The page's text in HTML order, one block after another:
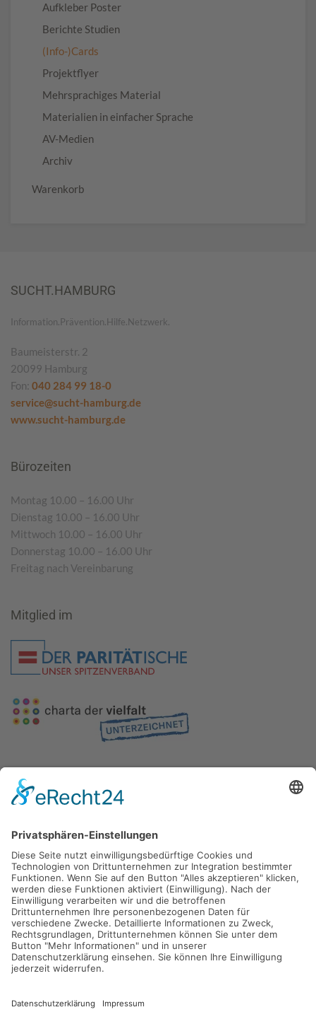
Aufkleber Poster
Berichte Studien
(Info-)Cards
Projektflyer
Mehrsprachiges Material
Materialien in einfacher Sprache
AV-Medien
Archiv
Warenkorb
SUCHT.HAMBURG
Information.Prävention.Hilfe.Netzwerk.
Baumeisterstr. 2
20099 Hamburg
Fon: 040 284 99 18-0
service@sucht-hamburg.de
www.sucht-hamburg.de
Bürozeiten
Montag 10.00 – 16.00 Uhr
Dienstag 10.00 – 16.00 Uhr
Mittwoch 10.00 – 16.00 Uhr
Donnerstag 10.00 – 16.00 Uhr
Freitag nach Vereinbarung
Mitglied im
Gefördert durch die
Freie und Hansestadt Hamburg